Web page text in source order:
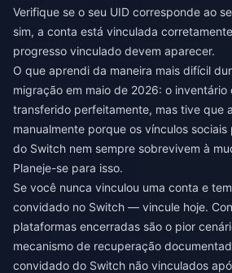
Verifique se o seu UID corresponde ao
sim, a conta está vinculada
progresso vinculado devem aparecer.
O que aprendi da maneira mais difícil
migração em maio de 2026: o
transferido perfeitamente, mas tive que
manualmente porque os vínculos
do Switch nem sempre sobrevivem à
Planeje-se para isso.
Se você nunca vinculou uma conta e
convidado no Switch — vincule hoje.
plataformas encerradas são o pior
mecanismo de recuperação
convidado do Switch não vinculados